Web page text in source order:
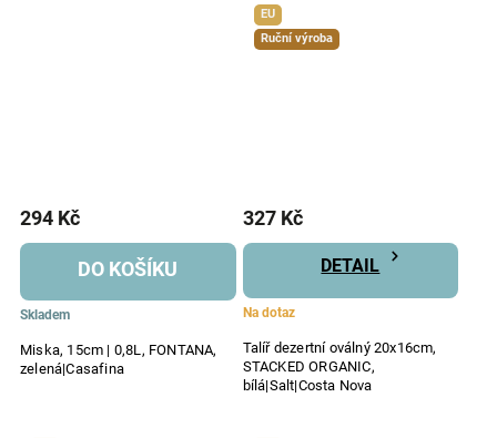
Miska, 15cm | 0,8L, FONTANA,
zelená|Casafina
Skladem
294 Kč
DO KOŠÍKU
EU
Ruční výroba
Talíř dezertní oválný 20x16cm,
STACKED ORGANIC,
bílá|Salt|Costa Nova
Na dotaz
327 Kč
DETAIL